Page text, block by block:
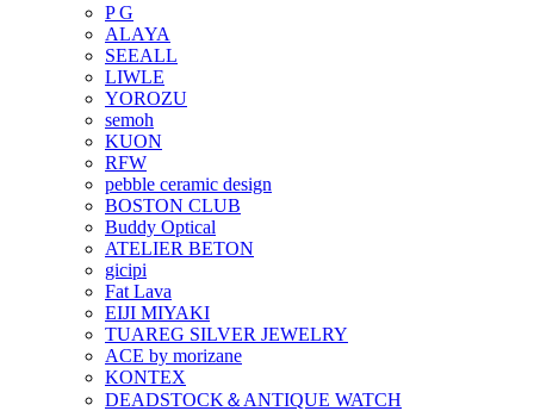
P G
ALAYA
SEEALL
LIWLE
YOROZU
semoh
KUON
RFW
pebble ceramic design
BOSTON CLUB
Buddy Optical
ATELIER BETON
gicipi
Fat Lava
EIJI MIYAKI
TUAREG SILVER JEWELRY
ACE by morizane
KONTEX
DEADSTOCK＆ANTIQUE WATCH